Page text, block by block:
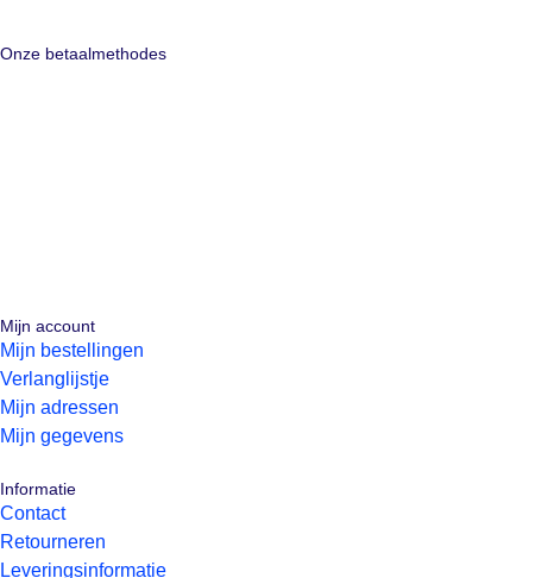
Onze betaalmethodes
Mijn account
Mijn bestellingen
Verlanglijstje
Mijn adressen
Mijn gegevens
Informatie
Contact
Retourneren
Leveringsinformatie